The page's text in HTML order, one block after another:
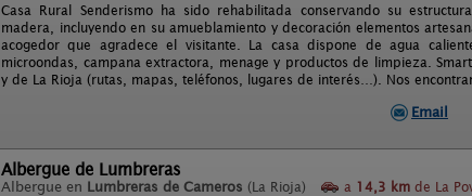
Casa Rural Senderismo ha sido rehabilitada conservando su
madera, incluyendo en su amueblamiento y decoración elementos
acogedor que agradece el visitante. La casa dispone de agua
microondas, campana extractora, menage y productos de limpieza.
y de La Rioja (rutas, mapas, teléfonos, lugares de interés…). Nos
Email
Albergue de Lumbreras
Albergue en Lumbreras de Cameros (La Rioja) a 14,3 km de La